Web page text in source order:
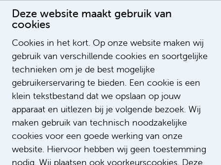
Deze website maakt gebruik van
cookies
Cookies in het kort. Op onze website maken wij
gebruik van verschillende cookies en soortgelijke
technieken om je de best mogelijke
gebruikerservaring te bieden. Een cookie is een
klein tekstbestand dat we opslaan op jouw
apparaat en uitlezen bij je volgende bezoek. Wij
maken gebruik van technisch noodzakelijke
cookies voor een goede werking van onze
website. Hiervoor hebben wij geen toestemming
nodig. Wij plaatsen ook voorkeurscookies. Deze
Ghiselinde Meijs